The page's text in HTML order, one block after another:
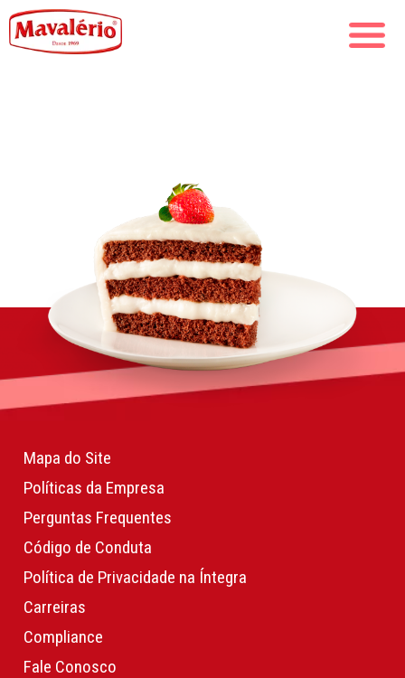
Mapa do Site
Políticas da Empresa
Perguntas Frequentes
Código de Conduta
Política de Privacidade na Íntegra
Carreiras
Compliance
Fale Conosco